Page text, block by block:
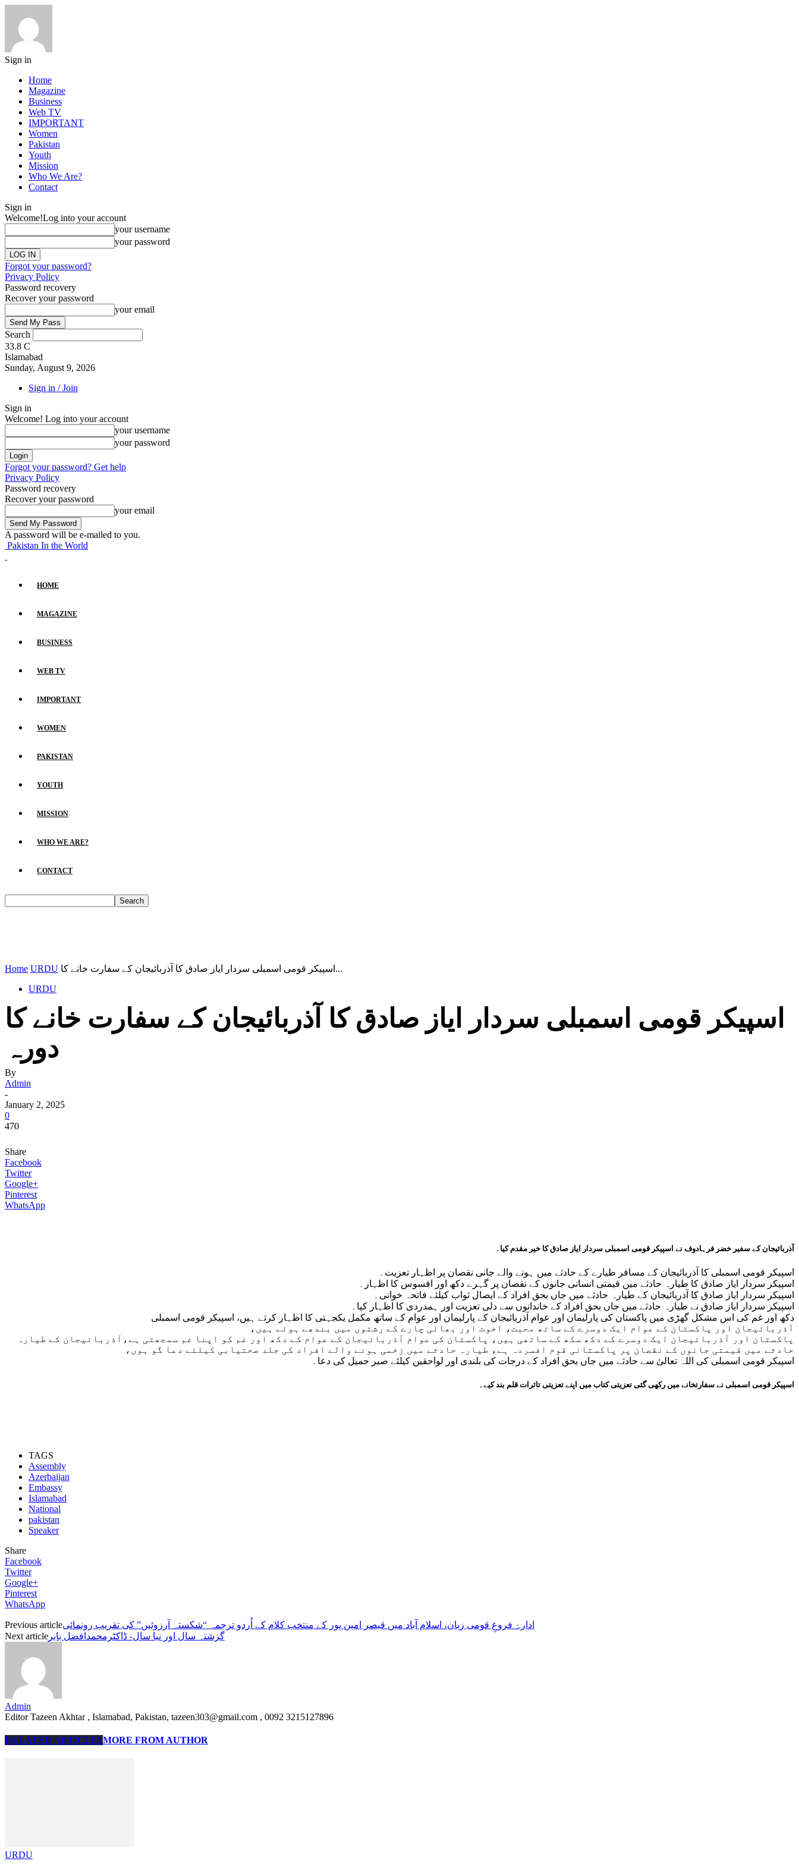
Sign in
Home
Magazine
Business
Web TV
IMPORTANT
Women
Pakistan
Youth
Mission
Who We Are?
Contact
Sign in
Welcome!Log into your account
your username
your password
Forgot your password?
Privacy Policy
Password recovery
Recover your password
your email
Search
33.8 C
Islamabad
Sunday, August 9, 2026
Sign in / Join
Sign in
Welcome! Log into your account
your username
your password
Forgot your password? Get help
Privacy Policy
Password recovery
Recover your password
your email
A password will be e-mailed to you.
Pakistan In the World
HOME
MAGAZINE
BUSINESS
WEB TV
IMPORTANT
WOMEN
PAKISTAN
YOUTH
MISSION
WHO WE ARE?
CONTACT
Home URDU
اسپیکر قومی اسمبلی سردار ایاز صادق کا آذربائیجان کے سفارت خانے کا...
URDU
اسپیکر قومی اسمبلی سردار ایاز صادق کا آذربائیجان کے سفارت خانے کا
دورہ
By
Admin
-
January 2, 2025
0
470
Share
Facebook
Twitter
Google+
Pinterest
WhatsApp
آذربائیجان کے سفیر خضر فرہادوف نے اسپیکر قومی اسمبلی سردار ایاز صادق کا خیر مقدم کیا۔
اسپیکر قومی اسمبلی کا آذربائیجان کے مسافر طیارے کے حادثے میں ہونے والے جانی نقصان پر اظہار تعزیت۔
اسپیکر سردار ایاز صادق کا طیارہ حادثے میں قیمتی انسانی جانوں کے نقصان پر گہرے دکھ اور افسوس کا اظہار۔
اسپیکر سردار ایاز صادق کا آذربائیجان کے طیارہ حادثے میں جاں بحق افراد کے ایصال ثواب کیلئے فاتحہ خوانی۔
اسپیکر سردار ایاز صادق نے طیارہ حادثے میں جاں بحق افراد کے خاندانوں سے دلی تعزیت اور ہمدردی کا اظہار کیا۔
دکھ اور غم کی اس مشکل گھڑی میں پاکستان کی پارلیمان اور عوام آذربائیجان کے پارلیمان اور عوام کے ساتھ مکمل یکجہتی کا اظہار کرتے ہیں، اسپیکر قومی اسمبلی
آذربائیجان اور پاکستان کے عوام ایک دوسرے کے ساتھ محبت، اخوت اور بھائی چارے کے رشتوں میں بندھے ہوئے ہیں،
پاکستان اور آذربائیجان ایک دوسرے کے دکھ سکھ کے ساتھی ہیں، پاکستان کی عوام آذربائیجان کے عوام کے دکھ اور غم کو اپنا غم سمجھتی ہے،آذربائیجان کے طیارہ
حادثے میں قیمتی جانوں کے نقصان پر پاکستانی قوم افسردہ ہے، طیارہ حادثے میں زخمی ہونے والے افراد کی جلد صحتیابی کیلئے دعا گو ہوں،
اسپیکر قومی اسمبلی کی اللہ تعالیٰ سے حادثے میں جاں بحق افراد کے درجات کی بلندی اور لواحقین کیلئے صبر جمیل کی دعا۔
اسپیکر قومی اسمبلی نے سفارتخانے میں رکھی گئی تعزیتی کتاب میں اپنے تعزیتی تاثرات قلم بند کیے۔
TAGS
Assembly
Azerbaijan
Embassy
Islamabad
National
pakistan
Speaker
Share
Facebook
Twitter
Google+
Pinterest
WhatsApp
Previous articleادارۂ فروغِ قومی زبان، اسلام آباد میں قیصر امین پور کے منتخب کلام کے اُردو ترجمہ “شکستہ آرزوئیں” کی تقریب رونمائی
Next article گزشتہ سال اور نیا سال- ڈاکٹرمحمدافضل بابر
Admin
Editor Tazeen Akhtar , Islamabad, Pakistan, tazeen303@gmail.com , 0092 3215127896
RELATED ARTICLESMORE FROM AUTHOR
URDU